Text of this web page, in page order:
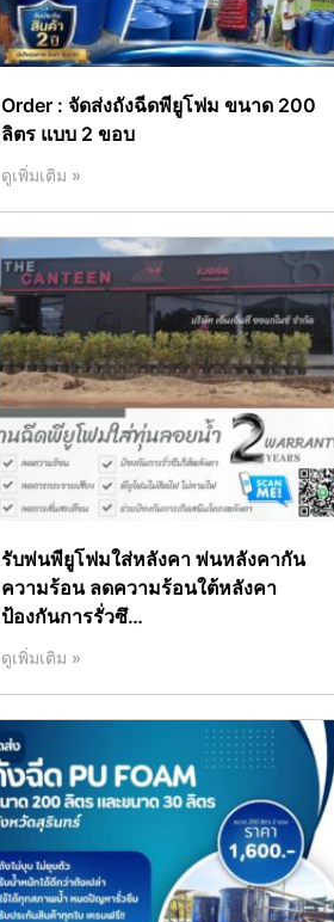
Order : จัดส่งถังฉีดพียูโฟม ขนาด 200
ลิตร แบบ 2 ขอบ
ดูเพิ่มเติม »
รับพ่นพียูโฟมใส่หลังคา พ่นหลังคากัน
ความร้อน ลดความร้อนใต้หลังคา
ป้องกันการรั่วซึ…
ดูเพิ่มเติม »